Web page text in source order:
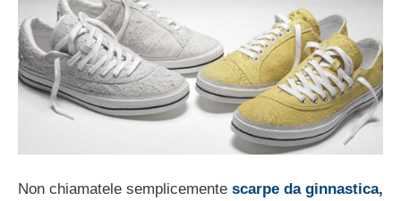
Non chiamatele semplicemente scarpe da ginnastica,